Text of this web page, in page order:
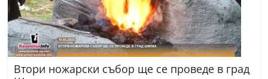
Втори ножарски събор ще се проведе в град